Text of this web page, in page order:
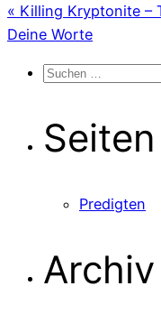
« Killing Kryptonite –
Deine Worte
Suchen
Seiten
Predigten
Archiv